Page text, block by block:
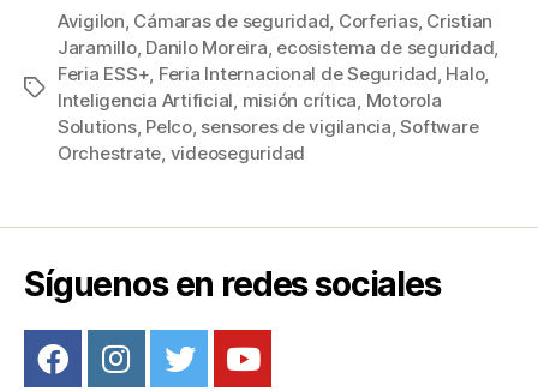
c
e
b
o
k
tt
er
ail er
e
st
m
p
ar
tir
Etiquetas
Avigilon, Cámaras de seguridad, Corferias, Cristian
Jaramillo, Danilo Moreira, ecosistema de seguridad,
Feria ESS+, Feria Internacional de Seguridad, Halo,
Inteligencia Artificial, misión crítica, Motorola
Solutions, Pelco, sensores de vigilancia,Software
Orchestrate, videoseguridad
Síguenos en redes sociales